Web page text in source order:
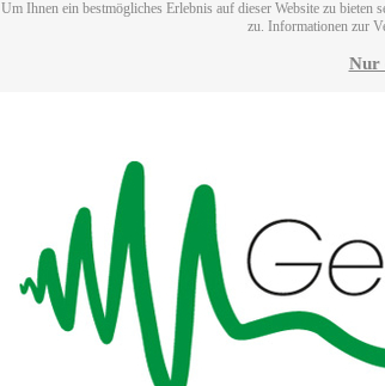
Um Ihnen ein bestmögliches Erlebnis auf dieser Website zu
zu. Informationen zur
Nur